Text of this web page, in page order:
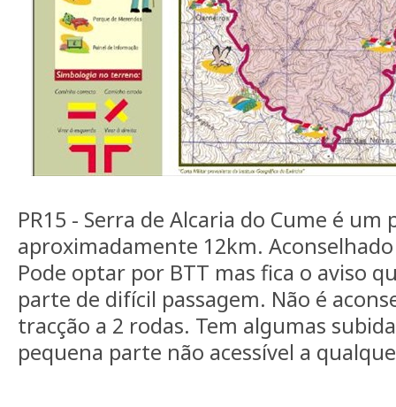
PR15 - Serra de Alcaria do Cume é
aproximadamente 12km.
Pode optar por BTT mas fica o aviso
parte de difícil passagem. Não é
tracção a 2 rodas. Tem algumas
pequena parte não acessível a